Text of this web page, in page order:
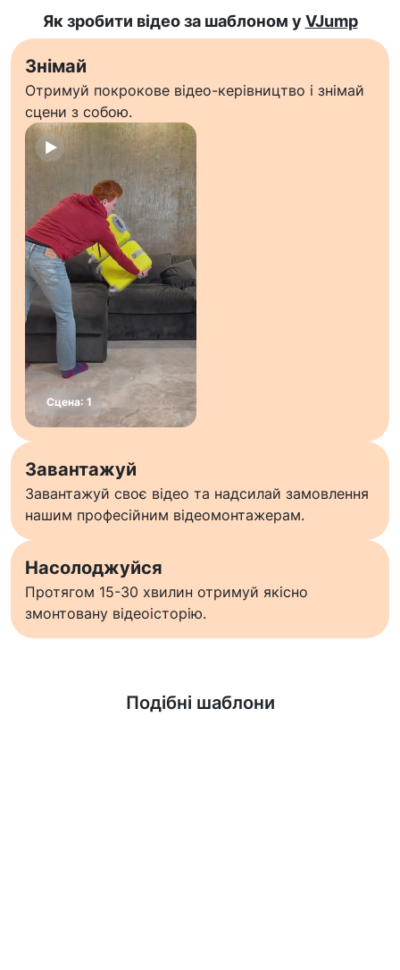
Як зробити відео за шаблоном у VJump
Знімай
Отримуй покрокове відео-керівництво і знімай
сцени з собою.
Завантажуй
Завантажуй своє відео та надсилай замовлення
нашим професійним відеомонтажерам.
Насолоджуйся
Протягом 15-30 хвилин отримуй якісно
змонтовану відеоісторію.
Подібні шаблони
Дізнатися більше